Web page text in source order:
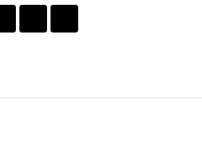
Facebook
TwitterInstagram